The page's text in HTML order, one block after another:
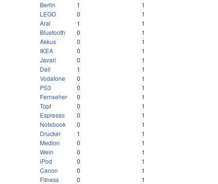
Berlin
1
1
LEGO
0
1
Aral
1
1
Bluetooth
0
1
Akkus
0
1
IKEA
0
1
Javari
0
1
Dell
1
1
Vodafone
0
1
PS3
0
1
Fernseher
0
1
Topf
0
1
Espresso
0
1
Notebook
0
1
Drucker
1
1
Medion
0
1
Wein
0
1
iPod
0
1
Canon
0
1
Fitness
0
1